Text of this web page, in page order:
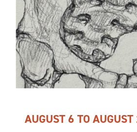
AUGUST 6 TO